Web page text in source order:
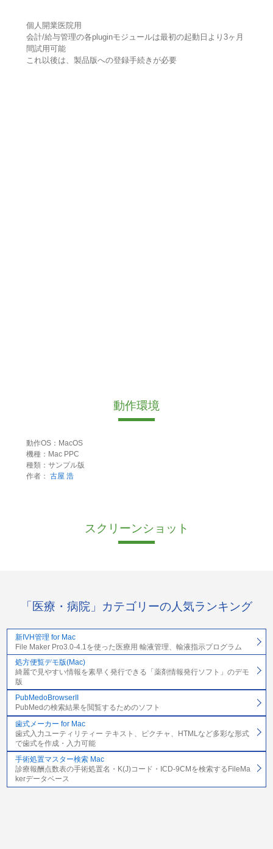
個人開業医院用
会計/給与管理の各pluginモジュールは最初の起動日より3ヶ月
間試用可能
これ以後は、製品版への登録手続きが必要
動作環境
動作OS：MacOS
機種：Mac PPC
種類：サンプル版
作者： 古屋 浩
スクリーンショット
「医療・病院」カテゴリーの人気ランキング
新IVH管理 for Mac
File Maker Pro3.0-4.1を使った医療用 輸液管理、輸液指示プログラム
処方便覧デモ版(Mac)
綺麗で見やすい情報を素早く発行できる「薬剤情報発行ソフト」のデモ
版
PubMedoBrowserII
PubMedの検索結果を閲覧するためのソフト
歯式メーカー for Mac
歯式入力ユーティリティー テキスト、ピクチャ、HTMLなど多彩な形式
で歯式を作成・入力可能
手術処置マスター検索 Mac
診療報酬点数表の手術処置名・K(J)コード・ICD-9CMを検索するFileMa
kerデータベース